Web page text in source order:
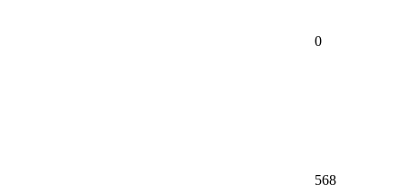
0
568